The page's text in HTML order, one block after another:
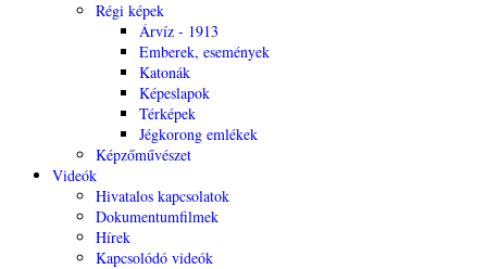
Régi képek
Árvíz - 1913
Emberek, események
Katonák
Képeslapok
Térképek
Jégkorong emlékek
Képzőművészet
Videók
Hivatalos kapcsolatok
Dokumentumfilmek
Hírek
Kapcsolódó videók